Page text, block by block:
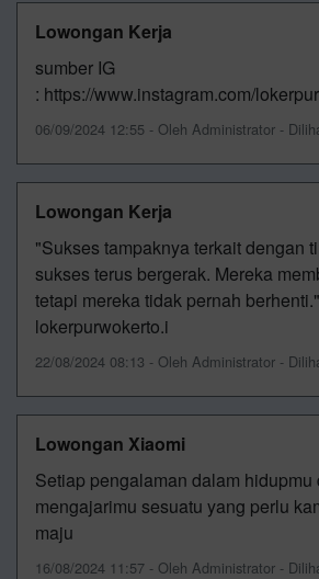
Lowongan Kerja
sumber IG
: https://www.instagram.com/
06/09/2024 12:55 - Oleh Administrator -
Lowongan Kerja
"Sukses tampaknya terkait dengan
sukses terus bergerak. Mereka
tetapi mereka tidak pernah
lokerpurwokerto.i
22/08/2024 08:13 - Oleh Administrator -
Lowongan Xiaomi
Setiap pengalaman dalam
mengajarimu sesuatu yang perlu
maju
16/08/2024 11:57 - Oleh Administrator -